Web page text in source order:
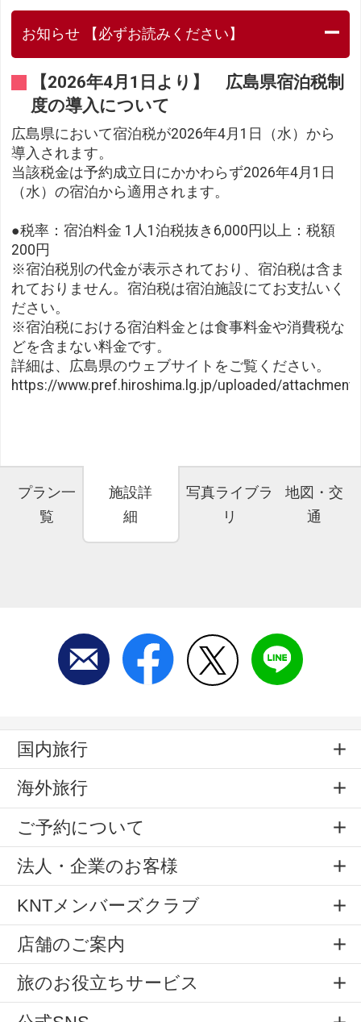
お知らせ 【必ずお読みください】
【2026年4月1日より】 広島県宿泊税制
度の導入について
広島県において宿泊税が2026年4月1日（水）から
導入されます。
当該税金は予約成立日にかかわらず2026年4月1日
（水）の宿泊から適用されます。
●税率：宿泊料金 1人1泊税抜き6,000円以上：税額
200円
※宿泊税別の代金が表示されており、宿泊税は含ま
れておりません。宿泊税は宿泊施設にてお支払いく
ださい。
※宿泊税における宿泊料金とは食事料金や消費税な
どを含まない料金です。
詳細は、広島県のウェブサイトをご覧ください。
https://www.pref.hiroshima.lg.jp/uploaded/
プラン一
覧
施設詳
細
写真ライブラ
リ
地図・交
通
国内旅行
海外旅行
ご予約について
法人・企業のお客様
KNTメンバーズクラブ
店舗のご案内
旅のお役立ちサービス